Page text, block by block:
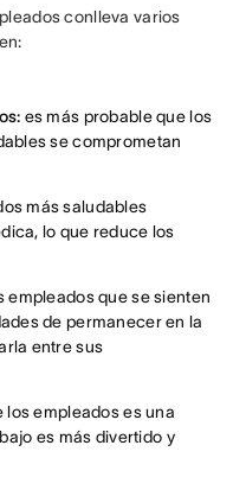
conlleva varios
es más probable que los
se comprometan
más saludables
lo que reduce los
empleados que se sienten
de permanecer en la
entre sus
empleados es una
es más divertido y